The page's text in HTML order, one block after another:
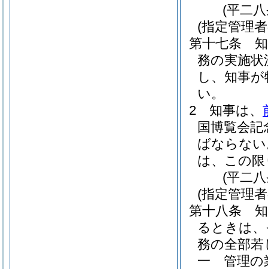
(平二
(指定管理
第十七条
務の実施
し、知事
い。
2
知事は、
国博覧会
ばならな
は、この
(平二
(指定管理
第十八条
るときは
務の全部
一
管理の